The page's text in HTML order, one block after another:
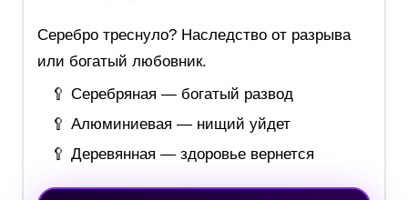
Серебро треснуло? Наследство от разрыва
или богатый любовник.
🥄 Серебряная — богатый развод
🥄 Алюминиевая — нищий уйдет
🥄 Деревянная — здоровье вернется